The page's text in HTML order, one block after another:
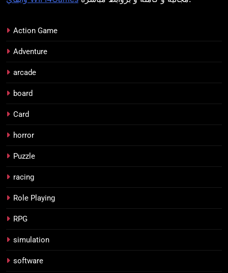
Action Game
Adventure
arcade
board
Card
horror
Puzzle
racing
Role Playing
RPG
simulation
software